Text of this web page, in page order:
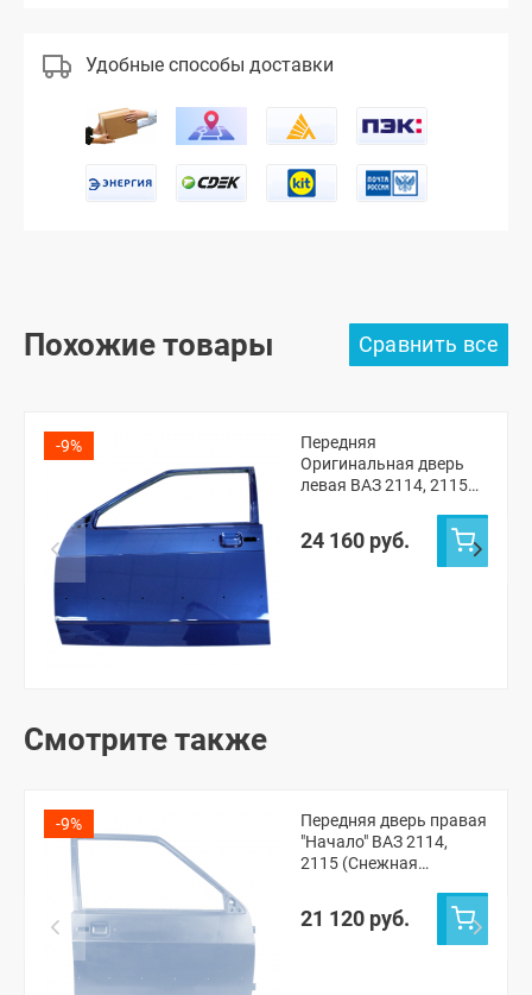
Удобные способы доставки
Похожие товары
-9%
Передняя
Оригинальная дверь
левая ВАЗ 2114, 2115
24 160 руб.
Смотрите также
-9%
Передняя дверь правая
"Начало" ВАЗ 2114,
2115 (Снежная
21 120 руб.